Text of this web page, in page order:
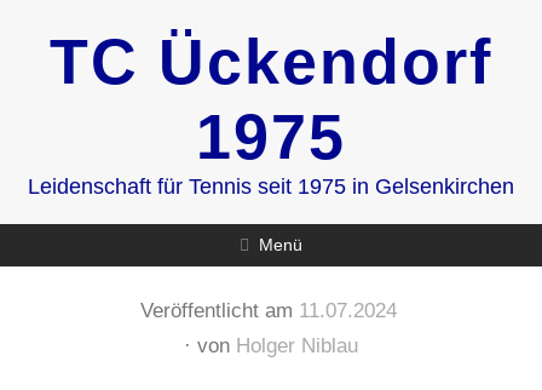
TC Ückendorf
1975
Leidenschaft für Tennis seit 1975 in Gelsenkirchen
Menü
Veröffentlicht am 11.07.2024
von Holger Niblau